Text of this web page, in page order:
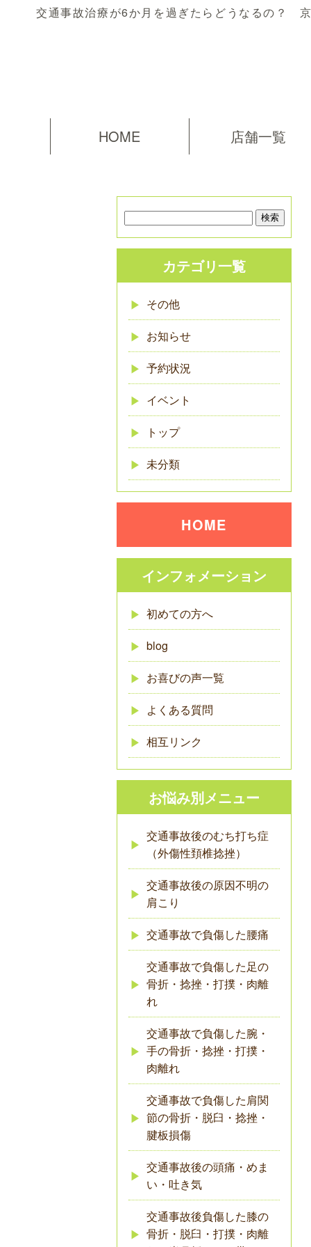
交通事故治療が6か月を過ぎたらどうなるの？
HOME 店舗一覧
カテゴリ一覧
その他
お知らせ
予約状況
イベント
トップ
未分類
HOME
インフォメーション
初めての方へ
blog
お喜びの声一覧
よくある質問
相互リンク
お悩み別メニュー
交通事故後のむち打ち症
（外傷性頚椎捻挫）
交通事故後の原因不明の
肩こり
交通事故で負傷した腰痛
交通事故で負傷した足の
骨折・捻挫・打撲・肉離
れ
交通事故で負傷した腕・
手の骨折・捻挫・打撲・
肉離れ
交通事故で負傷した肩関
節の骨折・脱臼・捻挫・
腱板損傷
交通事故後の頭痛・めま
い・吐き気
交通事故後負傷した膝の
骨折・脱臼・打撲・肉離